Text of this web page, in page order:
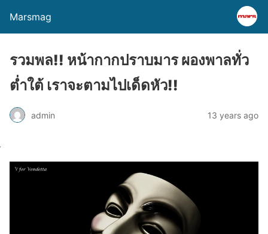
Marsmag
รวมพล!! หน้ากากปราบมาร ผองพาลทั่ว
ต่ำใต้ เราจะตามไปเด็ดหัว!!
admin 13 years ago